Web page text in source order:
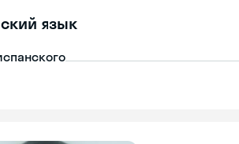
язык